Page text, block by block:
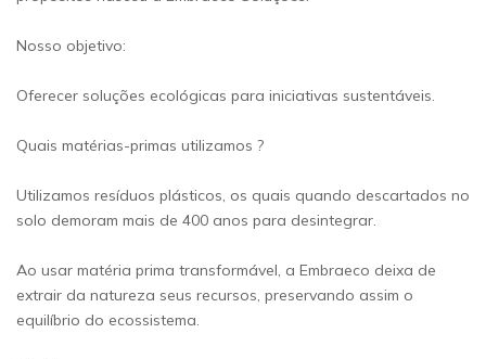
Nosso objetivo:
Oferecer soluções ecológicas para iniciativas sustentáveis.
Quais matérias-primas utilizamos ?
Utilizamos resíduos plásticos, os quais quando descartados no
solo demoram mais de 400 anos para desintegrar.
Ao usar matéria prima transformável, a Embraeco deixa de
extrair da natureza seus recursos, preservando assim o
equilíbrio do ecossistema.